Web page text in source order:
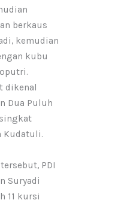
berkaus
kemudian
kubu
dikenal
Dua Puluh
Kudatuli.
PDI
Suryadi
11 kursi